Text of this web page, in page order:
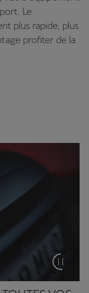
Le
plus rapide, plus
profiter de la